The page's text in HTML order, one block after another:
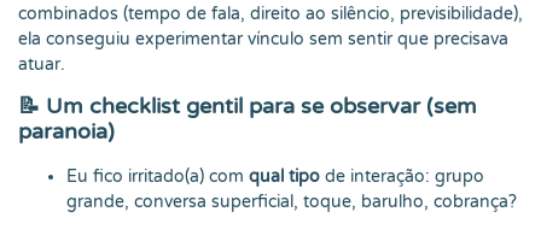
combinados (tempo de fala, direito ao silêncio, previsibilidade),
ela conseguiu experimentar vínculo sem sentir que precisava
atuar.
📝 Um checklist gentil para se observar (sem
paranoia)
Eu fico irritado(a) com qual tipo de interação: grupo
grande, conversa superficial, toque, barulho, cobrança?